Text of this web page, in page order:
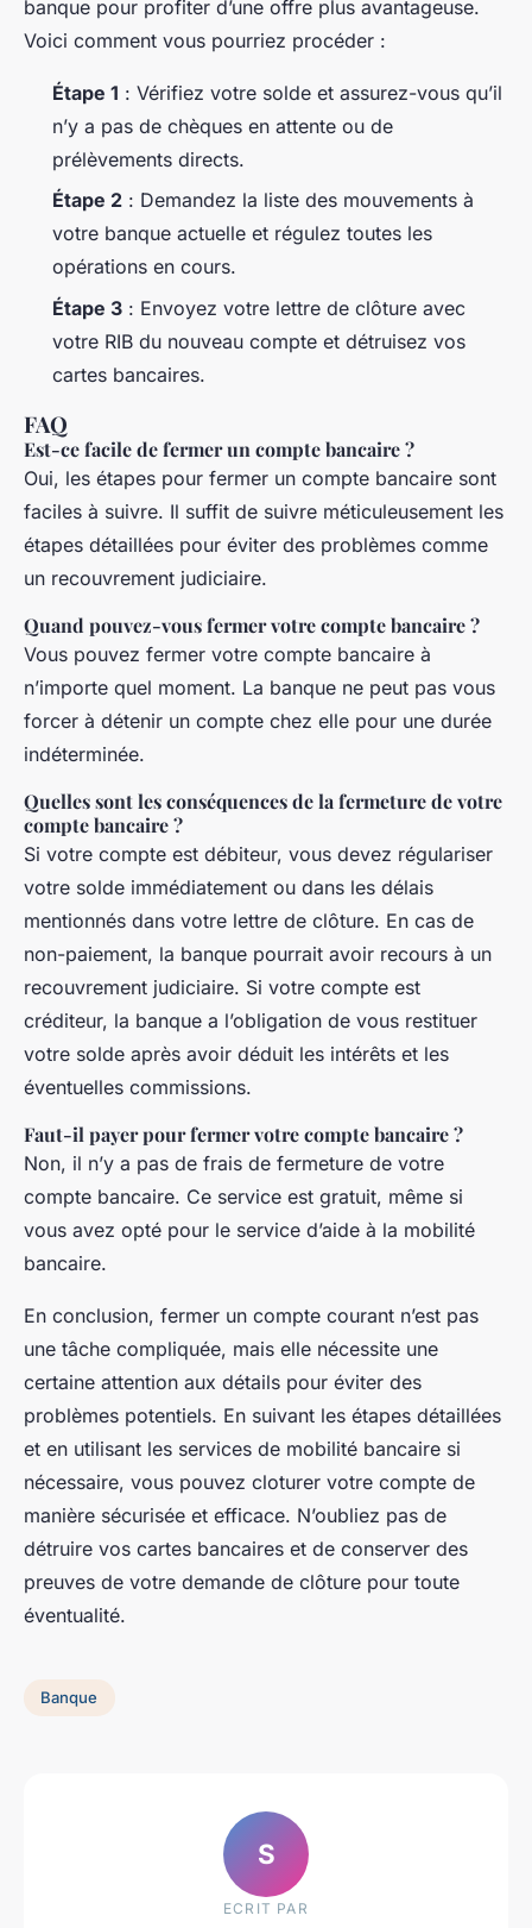
banque pour profiter d’une offre plus avantageuse.
Voici comment vous pourriez procéder :
Étape 1 : Vérifiez votre solde et assurez-vous qu’il
n’y a pas de chèques en attente ou de
prélèvements directs.
Étape 2 : Demandez la liste des mouvements à
votre banque actuelle et régulez toutes les
opérations en cours.
Étape 3 : Envoyez votre lettre de clôture avec
votre RIB du nouveau compte et détruisez vos
cartes bancaires.
FAQ
Est-ce facile de fermer un compte bancaire ?
Oui, les étapes pour fermer un compte bancaire sont
faciles à suivre. Il suffit de suivre méticuleusement les
étapes détaillées pour éviter des problèmes comme
un recouvrement judiciaire.
Quand pouvez-vous fermer votre compte bancaire ?
Vous pouvez fermer votre compte bancaire à
n’importe quel moment. La banque ne peut pas vous
forcer à détenir un compte chez elle pour une durée
indéterminée.
Quelles sont les conséquences de la fermeture de votre
compte bancaire ?
Si votre compte est débiteur, vous devez régulariser
votre solde immédiatement ou dans les délais
mentionnés dans votre lettre de clôture. En cas de
non-paiement, la banque pourrait avoir recours à un
recouvrement judiciaire. Si votre compte est
créditeur, la banque a l’obligation de vous restituer
votre solde après avoir déduit les intérêts et les
éventuelles commissions.
Faut-il payer pour fermer votre compte bancaire ?
Non, il n’y a pas de frais de fermeture de votre
compte bancaire. Ce service est gratuit, même si
vous avez opté pour le service d’aide à la mobilité
bancaire.
En conclusion, fermer un compte courant n’est pas
une tâche compliquée, mais elle nécessite une
certaine attention aux détails pour éviter des
problèmes potentiels. En suivant les étapes détaillées
et en utilisant les services de mobilité bancaire si
nécessaire, vous pouvez cloturer votre compte de
manière sécurisée et efficace. N’oubliez pas de
détruire vos cartes bancaires et de conserver des
preuves de votre demande de clôture pour toute
éventualité.
Banque
S
ECRIT PAR